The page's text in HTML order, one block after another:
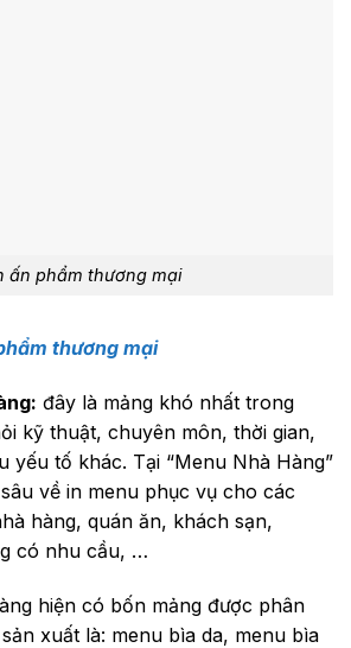
ấn phẩm thương mại
thương mại
đây là mảng khó nhất trong
kỹ thuật, chuyên môn, thời gian,
yếu tố khác. Tại “Menu Nhà Hàng”
về in menu phục vụ cho các
hàng, quán ăn, khách sạn,
có nhu cầu, …
hiện có bốn mảng được phân
xuất là: menu bìa da, menu bìa